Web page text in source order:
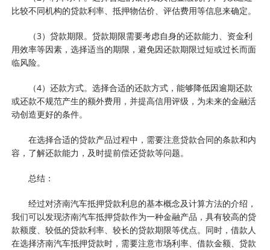
比较不同机构的贷款利率、抵押物估价、评估费用等信息来确定。
（3）贷款期限。贷款期限需要考虑自身的还款能力、资金利
用效率等因素，选择适当的期限，避免因还款期限过短或过长而面
临风险。
（4）还款方式。选择合适的还款方式，能够降低因逾期还款
或还款不规范产生的额外费用，并提高信用评级，为未来的金融活
动创造更好的条件。
在选择合适的贷款产品过程中，需要注意贷款合同的条款和内
容，了解还款能力，及时提前偿还贷款等问题。
总结：
经过对济南汽车抵押贷款利息的基本概念及计算方法的介绍，
我们可以发现济南汽车抵押贷款作为一种金融产品，具有较高的贷
款额度、较低的贷款利率、较长的贷款期限等优点。同时，借款人
在选择济南汽车抵押贷款时，需要注意市场利率、借款金额、贷款